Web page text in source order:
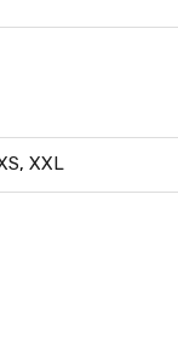
, XXL